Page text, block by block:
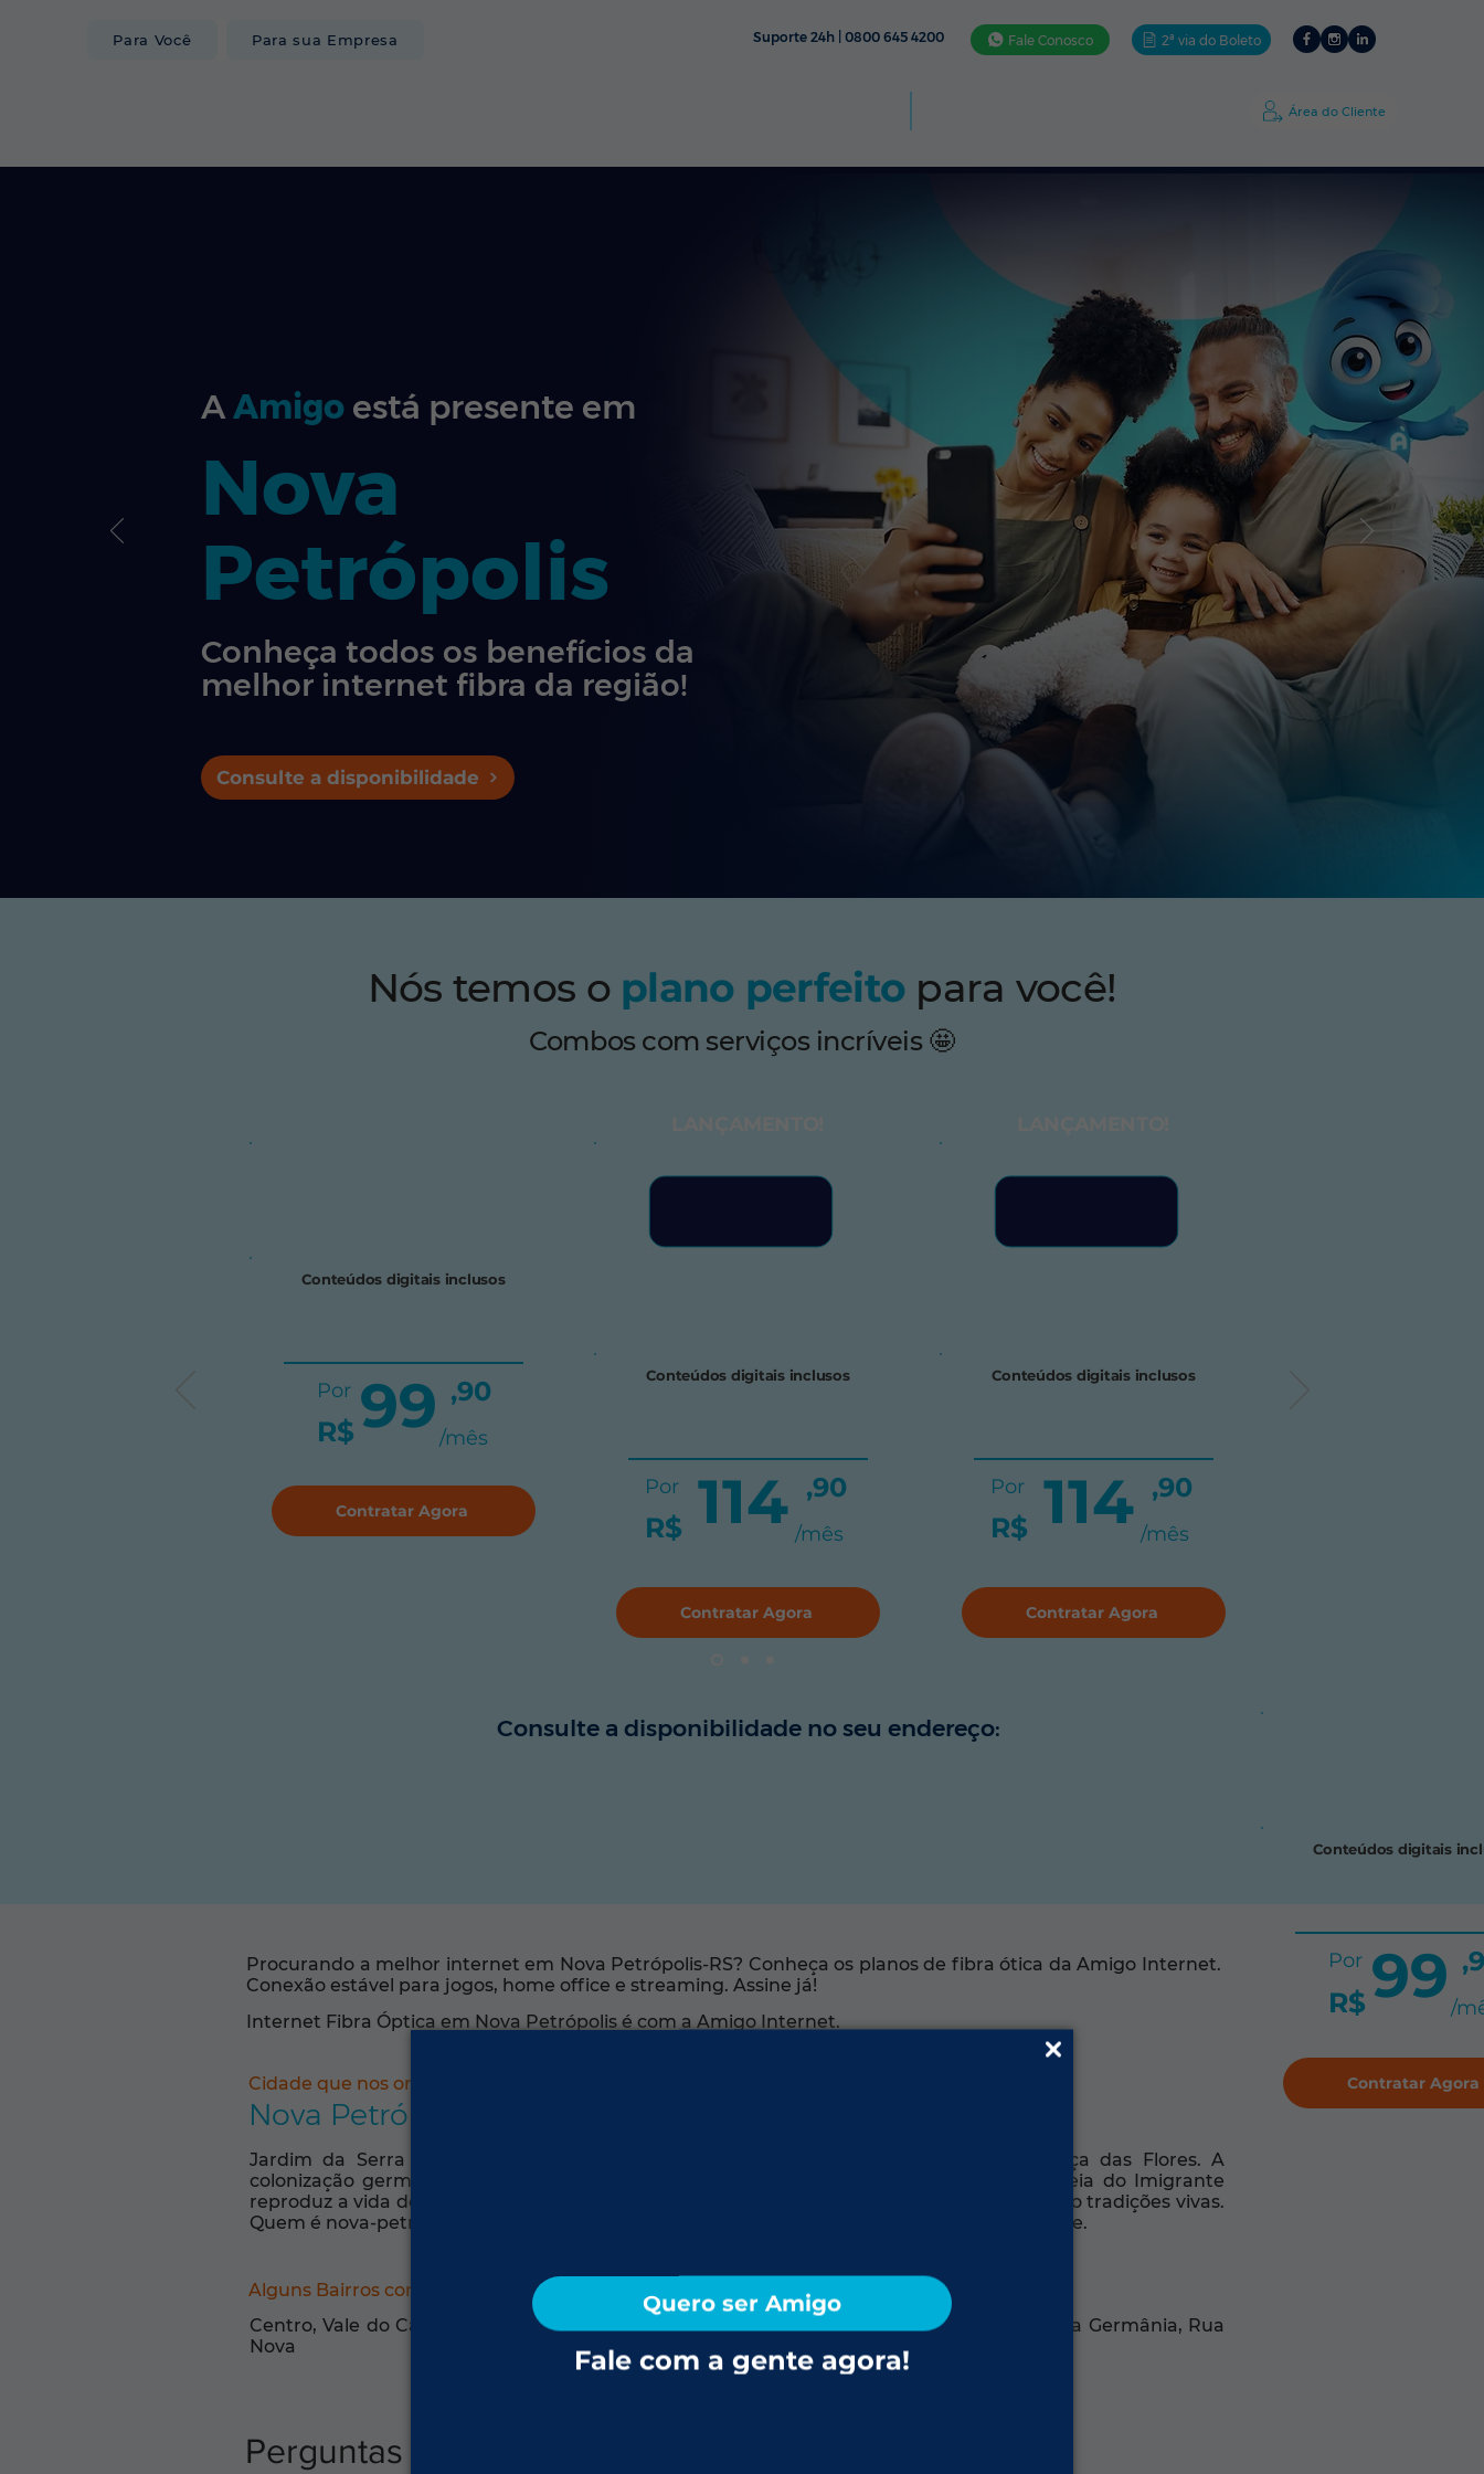
Quero ser Amigo
Fale com a gente agora!
Para Você Para sua Empresa Suporte 24h | 0800 645 4200 Fale Conosco 2ª via do Boleto
Área do Cliente
Nova
Petrópolis
Conheça todos os benefícios da
melhor internet fibra da região!
AAmigo está presente em
Consulte a disponibilidade
Nós temos o plano perfeito para você!
Combos com serviços incríveis 🤩
Conteúdos digitais
99
Por
R$ /
Contratar Agora
Conteúdos digitais inclusos
99
Por
R$
,90
/mês
Contratar Agora
Conteúdos digitais inclusos
114
Por
R$
,90
/mês
Contratar Agora
Conteúdos digitais inclusos
114
Por
R$
,90
/mês
Contratar Agora
Consulte a disponibilidade no seu endereço:
Procurando a melhor internet em Nova Petrópolis-RS? Conheça os planos de fibra ótica da Amigo Internet.
Conexão estável para jogos, home office e streaming. Assine já!
Internet Fibra Óptica em Nova Petrópolis é com a Amigo Internet.
Cidade que nos orgulha:
Nova Petrópolis-RS
Jardim da Serra Gaúcha, Nova Petrópolis encanta com seus jardins floridos e a Praça das Flores. A
colonização germânica está em cada detalhe — do enxaimel à culinária. O Parque Aldeia do Imigrante
reproduz a vida dos colonos com fidelidade. A cuca, o café colonial e o artesanato em lã são tradições vivas.
Quem é nova-petropolitano sabe que aqui cada estação pinta a cidade de uma cor diferente.
Alguns Bairros com Internet da Amigo:
Centro, Vale do Caí, Piá, Pinhal Alto, Linha Imperial, Jamestown, Dutra, Boa Esperança, Vila Germânia, Rua
Nova
Perguntas frequentes